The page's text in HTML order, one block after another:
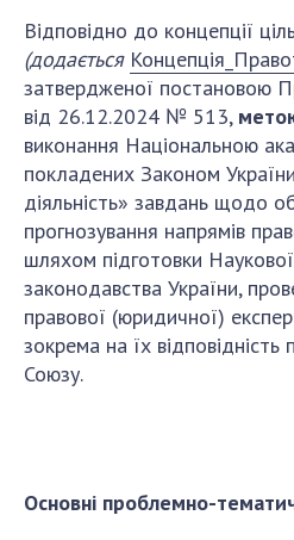
Оцінювання
наукових установ
Конкурси наукових
Відкрита наука в НАН
Підготовка наукових
Робота з молоддю
МІЖНАРОДНЕ
Членство в міжнародних
Міжнародні угоди
Нормативні акти НАН
Відповідно до концепції
(додається
затвердженої постановою
від 26.12.2024 № 513,
виконання Національною
покладених Законом
діяльність» завдань щодо
прогнозування напрямів
шляхом підготовки
законодавства України,
правової (юридичної)
зокрема на їх відповідність
Союзу.
Основні проблемно-